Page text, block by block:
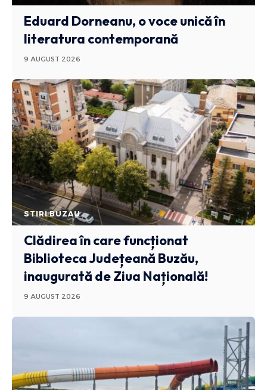
Eduard Dorneanu, o voce unică în
literatura contemporană
9 AUGUST 2026
STIRI BUZAU
Clădirea în care funcționat
Biblioteca Județeană Buzău,
inaugurată de Ziua Națională!
9 AUGUST 2026